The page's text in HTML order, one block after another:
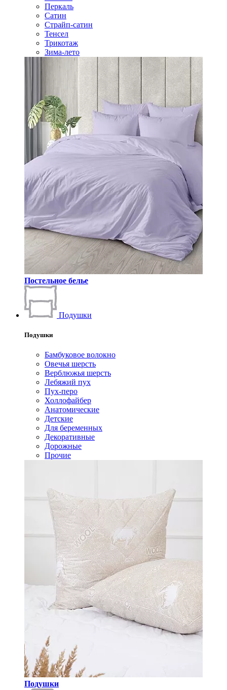
Перкаль
Сатин
Страйп-сатин
Тенсел
Трикотаж
Зима-лето
Постельное белье
Подушки
Подушки
Бамбуковое волокно
Овечья шерсть
Верблюжья шерсть
Лебяжий пух
Пух-перо
Холлофайбер
Анатомические
Детские
Для беременных
Декоративные
Дорожные
Прочие
Подушки